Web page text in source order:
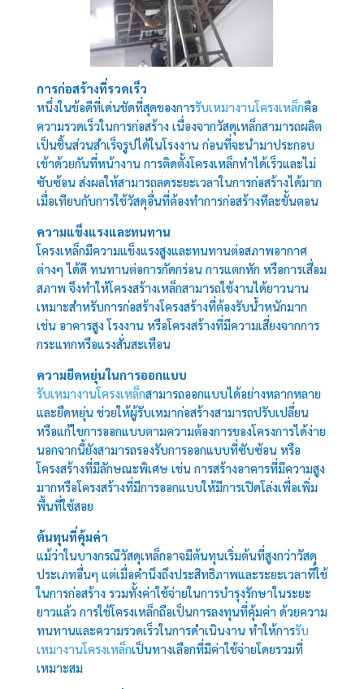
การก่อสร้างที่รวดเร็ว
หนึ่งในข้อดีที่เด่นชัดที่สุดของการรับเหมางานโครงเหล็กคือ
ความรวดเร็วในการก่อสร้าง เนื่องจากวัสดุเหล็กสามารถผลิต
เป็นชิ้นส่วนสำเร็จรูปได้ในโรงงาน ก่อนที่จะนำมาประกอบ
เข้าด้วยกันที่หน้างาน การติดตั้งโครงเหล็กทำได้เร็วและไม่
ซับซ้อน ส่งผลให้สามารถลดระยะเวลาในการก่อสร้างได้มาก
เมื่อเทียบกับการใช้วัสดุอื่นที่ต้องทำการก่อสร้างทีละขั้นตอน
ความแข็งแรงและทนทาน
โครงเหล็กมีความแข็งแรงสูงและทนทานต่อสภาพอากาศ
ต่างๆ ได้ดี ทนทานต่อการกัดกร่อน การแตกหัก หรือการเสื่อม
สภาพ จึงทำให้โครงสร้างเหล็กสามารถใช้งานได้ยาวนาน
เหมาะสำหรับการก่อสร้างโครงสร้างที่ต้องรับน้ำหนักมาก
เช่น อาคารสูง โรงงาน หรือโครงสร้างที่มีความเสี่ยงจากการ
กระแทกหรือแรงสั่นสะเทือน
ความยืดหยุ่นในการออกแบบ
รับเหมางานโครงเหล็กสามารถออกแบบได้อย่างหลากหลาย
และยืดหยุ่น ช่วยให้ผู้รับเหมาก่อสร้างสามารถปรับเปลี่ยน
หรือแก้ไขการออกแบบตามความต้องการของโครงการได้ง่าย
นอกจากนี้ยังสามารถรองรับการออกแบบที่ซับซ้อน หรือ
โครงสร้างที่มีลักษณะพิเศษ เช่น การสร้างอาคารที่มีความสูง
มากหรือโครงสร้างที่มีการออกแบบให้มีการเปิดโล่งเพื่อเพิ่ม
พื้นที่ใช้สอย
ต้นทุนที่คุ้มค่า
แม้ว่าในบางกรณีวัสดุเหล็กอาจมีต้นทุนเริ่มต้นที่สูงกว่าวัสดุ
ประเภทอื่นๆ แต่เมื่อคำนึงถึงประสิทธิภาพและระยะเวลาที่ใช้
ในการก่อสร้าง รวมทั้งค่าใช้จ่ายในการบำรุงรักษาในระยะ
ยาวแล้ว การใช้โครงเหล็กถือเป็นการลงทุนที่คุ้มค่า ด้วยความ
ทนทานและความรวดเร็วในการดำเนินงาน ทำให้การรับ
เหมางานโครงเหล็กเป็นทางเลือกที่มีค่าใช้จ่ายโดยรวมที่
เหมาะสม